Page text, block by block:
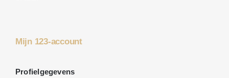
Mijn 123-account
Profielgegevens